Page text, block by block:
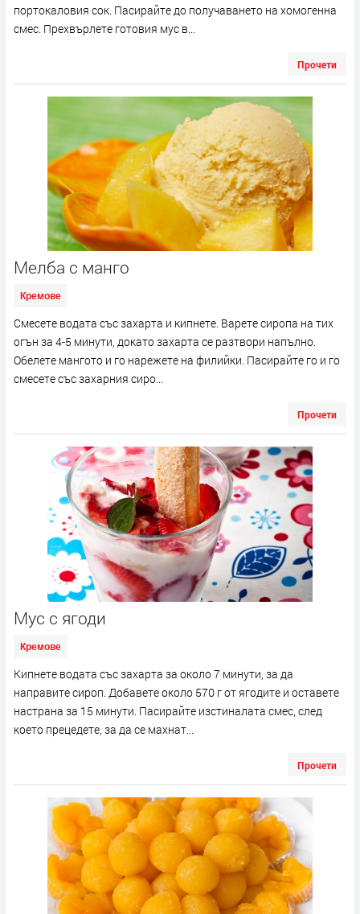
портокаловия сок. Пасирайте до получаването на хомогенна
смес. Прехвърлете готовия мус в...
Прочети
Мелба с манго
Кремове
Смесете водата със захарта и кипнете. Варете сиропа на тих
огън за 4-5 минути, докато захарта се разтвори напълно.
Обелете мангото и го нарежете на филийки. Пасирайте го и го
смесете със захарния сиро...
Прочети
Мус с ягоди
Кремове
Кипнете водата със захарта за около 7 минути, за да
направите сироп. Добавете около 570 г от ягодите и оставете
настрана за 15 минути. Пасирайте изстиналата смес, след
което прецедете, за да се махнат...
Прочети